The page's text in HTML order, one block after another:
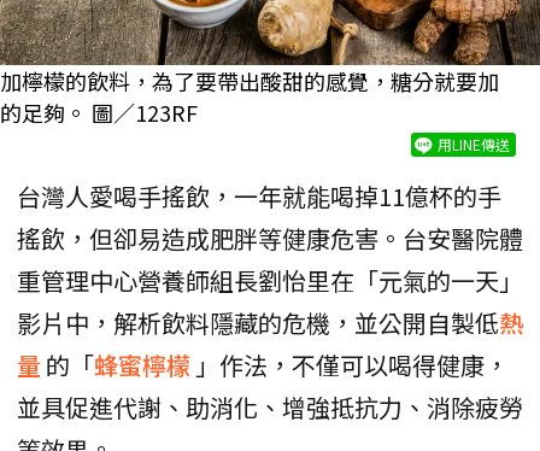
加檸檬的飲料，為了要帶出酸甜的感覺，糖分就要加
的足夠。 圖／123RF
用LINE傳送
台灣人愛喝手搖飲，一年就能喝掉11億杯的手
搖飲，但卻易造成肥胖等健康危害。台安醫院體
重管理中心營養師組長劉怡里在「元氣的一天」
影片中，解析飲料隱藏的危機，並公開自製低熱
量 的「蜂蜜檸檬 」作法，不僅可以喝得健康，
並具促進代謝、助消化、增強抵抗力、消除疲勞